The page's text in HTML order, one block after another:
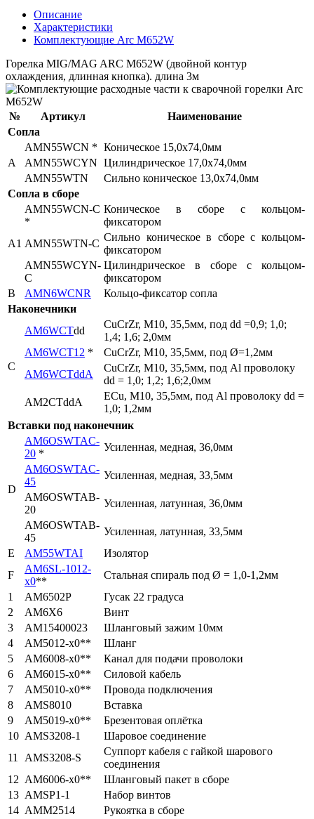
Описание
Характеристики
Комплектующие Arc M652W
Горелка MIG/MAG ARC M652W (двойной контур
охлаждения, длинная кнопка). длина 3м
№ Артикул
Наименование
Сопла
A
AMN55WCN * Коническое 15,0x74,0мм
AMN55WCYN Цилиндрическое 17,0x74,0мм
AMN55WTN
Сильно коническое 13,0x74,0мм
Сопла в сборе
A1
AMN55WCN-C
*
Коническое в сборе с кольцом-
фиксатором
AMN55WTN-C
Сильно коническое в сборе с кольцом-
фиксатором
AMN55WCYN-
C
Цилиндрическое в сборе с кольцом-
фиксатором
B
AMN6WCNR
Кольцо-фиксатор сопла
Наконечники
C
AM6WCTdd
CuCrZr, М10, 35,5мм, под dd =0,9; 1,0;
1,4; 1,6; 2,0мм
AM6WCT12 *
CuCrZr, М10, 35,5мм, под Ø=1,2мм
AM6WCTddA
CuCrZr, М10, 35,5мм, под Al проволоку
dd = 1,0; 1,2; 1,6;2,0мм
AM2CTddA
ECu, М10, 35,5мм, под Al проволоку dd =
1,0; 1,2мм
Вставки под наконечник
D
AM6OSWTAC-
20 *
Усиленная, медная, 36,0мм
AM6OSWTAC-
45
Усиленная, медная, 33,5мм
AM6OSWTAB-
20
Усиленная, латунная, 36,0мм
AM6OSWTAB-
45
Усиленная, латунная, 33,5мм
E
AM55WTAI
Изолятор
F
AM6SL-1012-
х0**
Стальная спираль под Ø = 1,0-1,2мм
1
AM6502P
Гусак 22 градуса
2
AM6X6
Винт
3
AM15400023
Шланговый зажим 10мм
4
AM5012-x0**
Шланг
5
AM6008-x0**
Канал для подачи проволоки
6
AM6015-x0**
Силовой кабель
7
AM5010-x0**
Провода подключения
8
AMS8010
Вставка
9
AM5019-x0**
Брезентовая оплётка
10 AMS3208-1
Шаровое соединение
11 AMS3208-S
Суппорт кабеля с гайкой шарового
соединения
12 AM6006-x0**
Шланговый пакет в сборе
13 AMSP1-1
Набор винтов
14 AMМ2514
Рукоятка в сборе